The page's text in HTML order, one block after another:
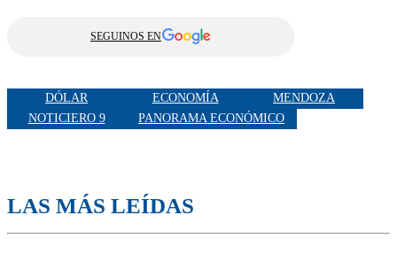
SEGUINOS EN
DÓLAR ECONOMÍA
MENDOZA
NOTICIERO 9
PANORAMA ECONÓMICO
LAS MÁS LEÍDAS